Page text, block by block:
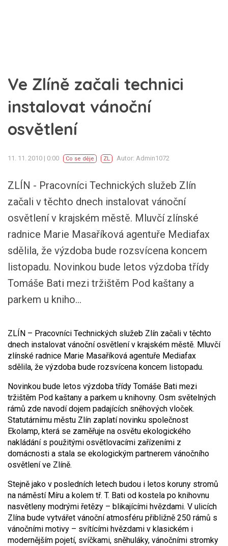
Ve Zlíně začali technici
instalovat vánoční
osvětlení
11. 11. 2010 | 0:00 Co se děje ZL Autor: Admin1072
ZLÍN - Pracovníci Technických služeb Zlín
začali v těchto dnech instalovat vánoční
osvětlení v krajském městě. Mluvčí zlínské
radnice Marie Masaříková agentuře Mediafax
sdělila, že výzdoba bude rozsvícena koncem
listopadu. Novinkou bude letos výzdoba třídy
Tomáše Bati mezi tržištěm Pod kaštany a
parkem u kniho...
ZLÍN – Pracovníci Technických služeb Zlín začali v těchto
dnech instalovat vánoční osvětlení v krajském městě. Mluvčí
zlínské radnice Marie Masaříková agentuře Mediafax
sdělila, že výzdoba bude rozsvícena koncem listopadu.
Novinkou bude letos výzdoba třídy Tomáše Bati mezi
tržištěm Pod kaštany a parkem u knihovny. Osm světelných
rámů zde navodí dojem padajících sněhových vloček.
Statutárnímu městu Zlín zaplatí novinku společnost
Ekolamp, která se zaměřuje na osvětu ekologického
nakládání s použitými osvětlovacími zařízeními z
domácnosti a stala se ekologickým partnerem vánočního
osvětlení ve Zlíně.
Stejně jako v posledních letech budou i letos koruny stromů
na náměstí Míru a kolem tř. T. Bati od kostela po knihovnu
nasvětleny modrými řetězy – blikajícími hvězdami. V ulicích
Zlína bude vytvářet vánoční atmosféru přibližně 250 rámů s
vánočními motivy – svítícími hvězdami v klasickém i
modernějším pojetí, svíčkami, sněhuláky, vánočními stromky